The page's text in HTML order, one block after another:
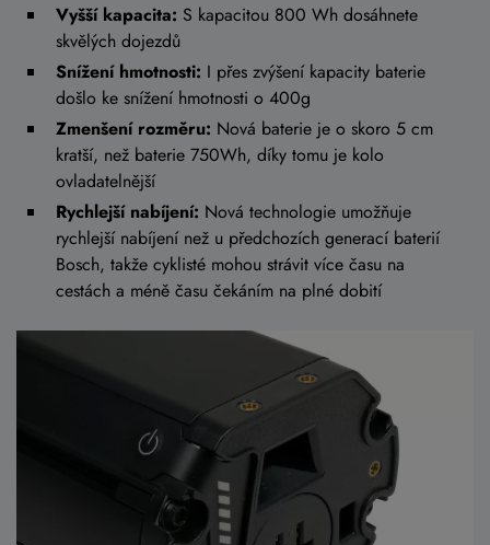
Vyšší kapacita: S kapacitou 800 Wh dosáhnete
skvělých dojezdů
Snížení hmotnosti: I přes zvýšení kapacity baterie
došlo ke snížení hmotnosti o 400g
Zmenšení rozměru: Nová baterie je o skoro 5 cm
kratší, než baterie 750Wh, díky tomu je kolo
ovladatelnější
Rychlejší nabíjení: Nová technologie umožňuje
rychlejší nabíjení než u předchozích generací baterií
Bosch, takže cyklisté mohou strávit více času na
cestách a méně času čekáním na plné dobití